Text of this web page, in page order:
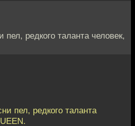
редкого таланта человек,
пел, редкого таланта